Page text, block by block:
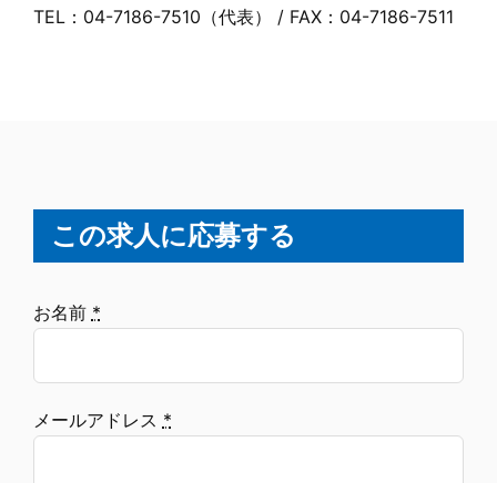
TEL：04-7186-7510（代表） / FAX：04-7186-7511
この求人に応募する
お名前 *
メールアドレス *